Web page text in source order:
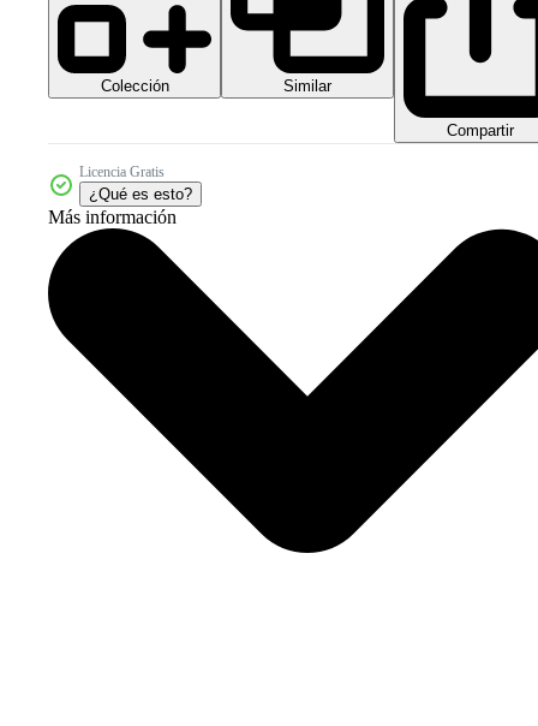
Colección Similar
Compartir
Licencia Gratis
¿Qué es esto?
Más información